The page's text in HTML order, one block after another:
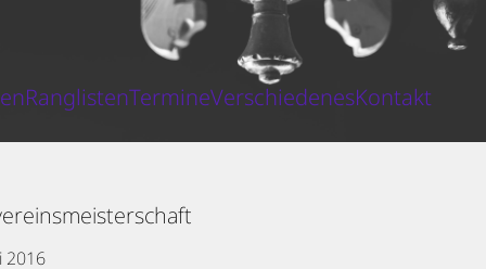
RanglistenTermineVerschiedenesKontakt
2016